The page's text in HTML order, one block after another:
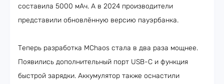
составила 5000 мАч. А в 2024 производители
представили обновлённую версию пауэрбанка.
Теперь разработка MChaos стала в два раза мощнее.
Появились дополнительный порт USB-C и функция
быстрой зарядки. Аккумулятор также оснастили